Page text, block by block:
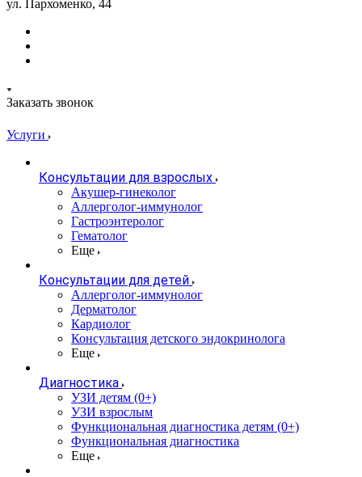
ул. Пархоменко, 44
Заказать звонок
Услуги
Консультации для взрослых
Акушер-гинеколог
Аллерголог-иммунолог
Гастроэнтеролог
Гематолог
Еще
Консультации для детей
Аллерголог-иммунолог
Дерматолог
Кардиолог
Консультация детского эндокринолога
Еще
Диагностика
УЗИ детям (0+)
УЗИ взрослым
Функциональная диагностика детям (0+)
Функциональная диагностика
Еще